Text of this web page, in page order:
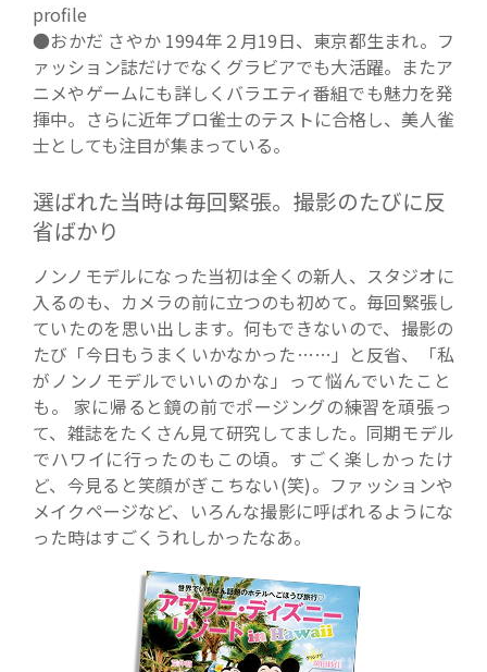
profile
●おかだ さやか 1994年２月19日、東京都生まれ。フ
ァッション誌だけでなくグラビアでも大活躍。またア
ニメやゲームにも詳しくバラエティ番組でも魅力を発
揮中。さらに近年プロ雀士のテストに合格し、美人雀
士としても注目が集まっている。
選ばれた当時は毎回緊張。撮影のたびに反
省ばかり
ノンノモデルになった当初は全くの新人、スタジオに
入るのも、カメラの前に立つのも初めて。毎回緊張し
ていたのを思い出します。何もできないので、撮影の
たび「今日もうまくいかなかった……」と反省、「私
がノンノモデルでいいのかな」って悩んでいたこと
も。 家に帰ると鏡の前でポージングの練習を頑張っ
て、雑誌をたくさん見て研究してました。同期モデル
でハワイに行ったのもこの頃。すごく楽しかったけ
ど、今見ると笑顔がぎこちない(笑)。ファッションや
メイクページなど、いろんな撮影に呼ばれるようにな
った時はすごくうれしかったなあ。